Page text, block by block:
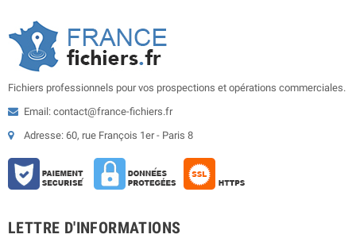
Fichiers professionnels pour vos prospections et opérations commerciales.
Email: contact@france-fichiers.fr
Adresse: 60, rue François 1er - Paris 8
LETTRE D'INFORMATIONS